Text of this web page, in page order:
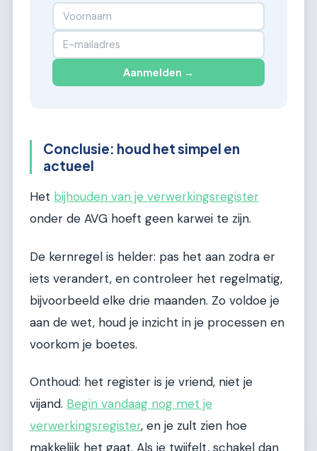
Aanmelden →
Conclusie: houd het simpel en
actueel
Het bijhouden van je verwerkingsregister
onder de AVG hoeft geen karwei te zijn.
De kernregel is helder: pas het aan zodra er
iets verandert, en controleer het regelmatig,
bijvoorbeeld elke drie maanden. Zo voldoe je
aan de wet, houd je inzicht in je processen en
voorkom je boetes.
Onthoud: het register is je vriend, niet je
vijand. Begin vandaag nog met je
verwerkingsregister, en je zult zien hoe
makkelijk het gaat. Als je twijfelt, schakel dan